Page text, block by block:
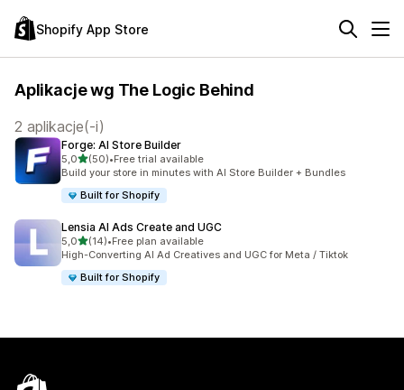
Shopify App Store
Aplikacje wg The Logic Behind
2 aplikacje(-i)
Forge: AI Store Builder
5,0na 5 gwiazdek
(50)
Łączna liczba recenzji: 50
•Free trial available
Build your store in minutes with AI Store Builder + Bundles
Built for Shopify
Lensia AI Ads Create and UGC
5,0na 5 gwiazdek
(14)
Łączna liczba recenzji: 14
•Free plan available
High-Converting AI Ad Creatives and UGC for Meta / Tiktok
Built for Shopify